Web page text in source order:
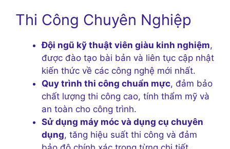
Thi Công Chuyên Nghiệp
Đội ngũ kỹ thuật viên giàu kinh nghiệm,
được đào tạo bài bản và liên tục cập nhật
kiến thức về các công nghệ mới nhất.
Quy trình thi công chuẩn mực, đảm bảo
chất lượng thi công cao, tính thẩm mỹ và
an toàn cho công trình.
Sử dụng máy móc và dụng cụ chuyên
dụng, tăng hiệu suất thi công và đảm